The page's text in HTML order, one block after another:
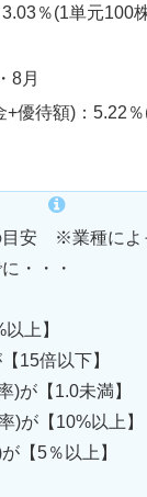
％(1単元100
8月
+優待額)：5.22
目安 ※業種によ
・・・
上】
15倍以下】
)が【1.0未満】
)が【10%以上】
【5％以上】